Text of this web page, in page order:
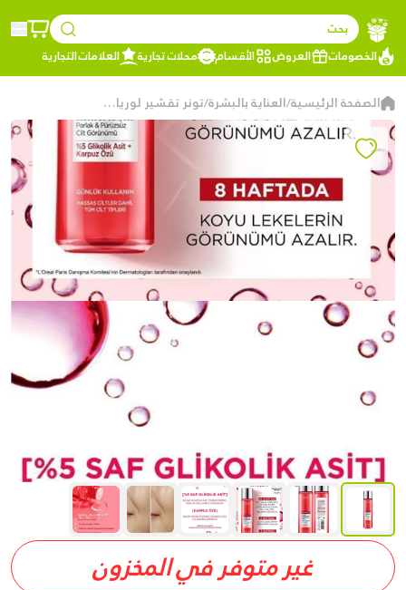
بحث
الخصومات
العروض الأقسام محلات تجارية العلامات التجارية
الصفحة الرئيسية/العناية بالبشرة/ تونر تقشير لوريال باريس ريفيتاليفت 5% بحمض الجليكوليك النقي
غير متوفر في المخزون